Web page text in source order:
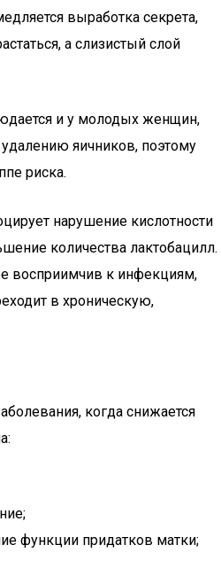
выработка секрета,
а слизистый слой
и у молодых женщин,
яичников, поэтому
риска.
нарушение кислотности
количества лактобацилл.
восприимчив к инфекциям,
в хроническую,
когда снижается
функции придатков матки;